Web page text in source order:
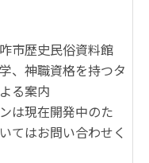
市歴史民俗資料館
、神職資格を持つタ
る案内
は現在開発中のた
てはお問い合わせく